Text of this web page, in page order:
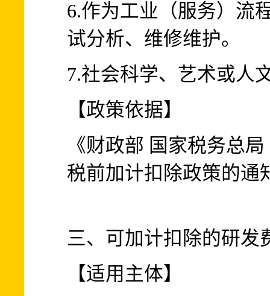
6.作为工业（服务）流
试分析、维修维护。
7.社会科学、艺术或人
【政策依据】
《财政部 国家税务总
税前加计扣除政策的通
三、可加计扣除的研发
【适用主体】